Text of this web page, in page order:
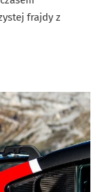
frajdy z